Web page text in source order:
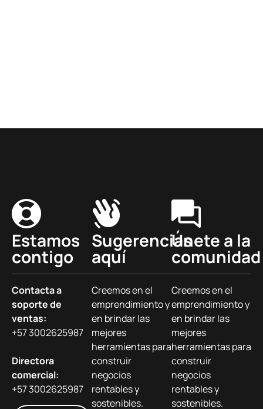
Estamos
contigo
Contacta a
soporte de
ventas:
+57 3002625987
Directora
comercial:
+57 3002625987
Sugerencias
aquí
Creemos en el
emprendimiento y
en brindar las
mejores
herramientas para
construir
negocios
rentables y
sostenibles.
Únete a la
comunidad
Creemos en el
emprendimiento y
en brindar las
mejores
herramientas para
construir
negocios
rentables y
sostenibles.